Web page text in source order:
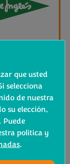
que usted
selecciona
de nuestra
su elección,
Puede
política y
.